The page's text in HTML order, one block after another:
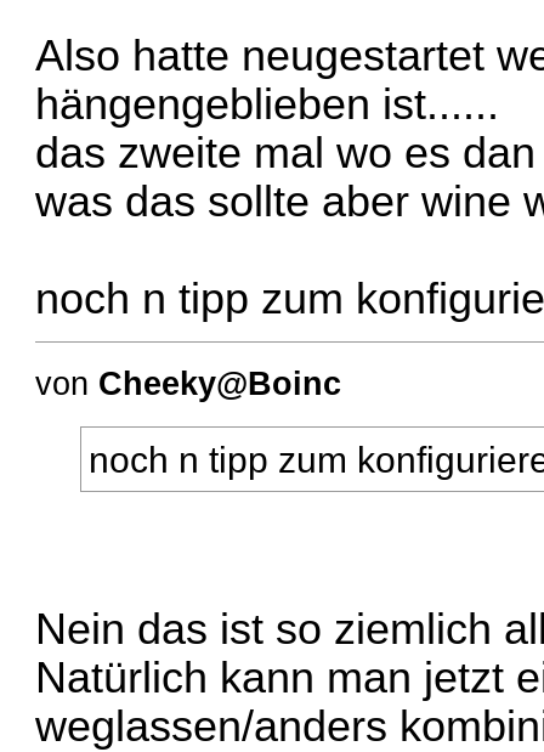
Also hatte neugestartet
hängengeblieben ist......
das zweite mal wo es
was das sollte aber wine
noch n tipp zum
von Cheeky@Boinc
noch n tipp zum
Nein das ist so ziemlich
Natürlich kann man jetzt
weglassen/anders